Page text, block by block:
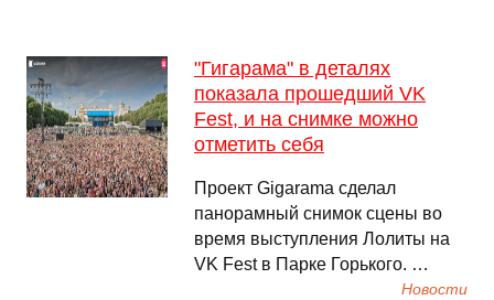
"Гигарама" в деталях
показала прошедший VK
Fest, и на снимке можно
отметить себя
Проект Gigarama сделал
панорамный снимок сцены во
время выступления Лолиты на
VK Fest в Парке Горького. …
Новости